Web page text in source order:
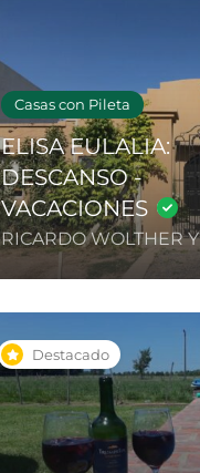
Casas con Pileta
ELISA EULALIA:
DESCANSO -
VACACIONES
RICARDO WOLTHER
Destacado